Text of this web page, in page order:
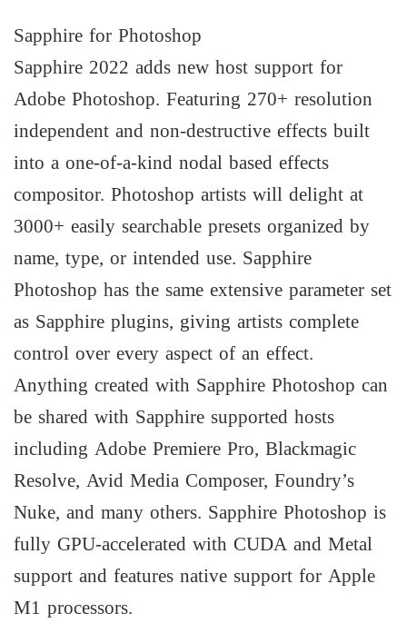
Sapphire for Photoshop
Sapphire 2022 adds new host support for
Adobe Photoshop. Featuring 270+ resolution
independent and non-destructive effects built
into a one-of-a-kind nodal based effects
compositor. Photoshop artists will delight at
3000+ easily searchable presets organized by
name, type, or intended use. Sapphire
Photoshop has the same extensive parameter set
as Sapphire plugins, giving artists complete
control over every aspect of an effect.
Anything created with Sapphire Photoshop can
be shared with Sapphire supported hosts
including Adobe Premiere Pro, Blackmagic
Resolve, Avid Media Composer, Foundry’s
Nuke, and many others. Sapphire Photoshop is
fully GPU-accelerated with CUDA and Metal
support and features native support for Apple
M1 processors.